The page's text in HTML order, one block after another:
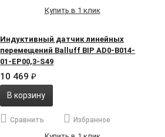
Купить в 1 клик
Индуктивный датчик линейных
перемещений Balluff BIP AD0-B014-
01-EP00,3-S49
10 469₽
В корзину
Сравнить Избранное